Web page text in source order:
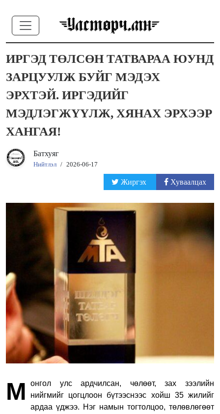
ИРГЭД ТӨЛСӨН ТАТВАРАА ЮУНД
ЗАРЦУУЛЖ БУЙГ МЭДЭХ
ЭРХТЭЙ. ИРГЭДИЙГ
МЭДЛЭГЖҮҮЛЖ, ХЯНАХ ЭРХЭЭР
ХАНГАЯ!
Батхуяг
Нийтлэл / 2026-06-17
Жиргэх Хуваалцах
М
онгол улс ардчилсан, чөлөөт, зах зээлийн
нийгмийг цогцлоон бүтээснээс хойш 35 жилийг
ардаа үджээ. Нэг намын тогтолцоо, төлөвлөгөөт